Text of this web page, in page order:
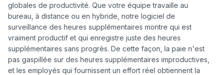
globales de productivité. Que votre équipe travaille au
bureau, à distance ou en hybride, notre logiciel de
surveillance des heures supplémentaires montre qui est
vraiment productif et qui enregistre juste des heures
supplémentaires sans progrès. De cette façon, la paie n'est
pas gaspillée sur des heures supplémentaires improductives,
et les employés qui fournissent un effort réel obtiennent la